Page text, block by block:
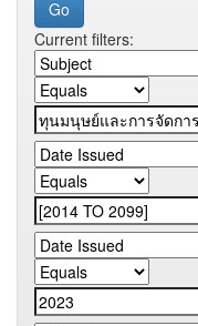
Current filters: